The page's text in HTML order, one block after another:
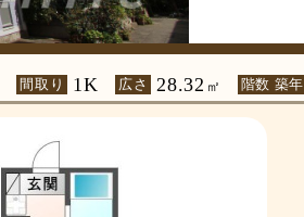
間取り 1K 広さ 28.32 ㎡ 階数 築年